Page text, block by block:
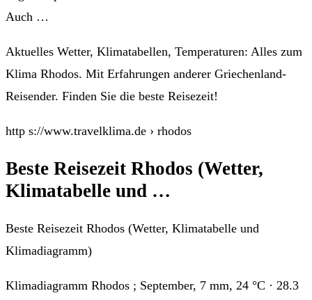
Auch …
Aktuelles Wetter, Klimatabellen, Temperaturen: Alles zum
Klima Rhodos. Mit Erfahrungen anderer Griechenland-
Reisender. Finden Sie die beste Reisezeit!
http s://www.travelklima.de › rhodos
Beste Reisezeit Rhodos (Wetter,
Klimatabelle und …
Beste Reisezeit Rhodos (Wetter, Klimatabelle und
Klimadiagramm)
Klimadiagramm Rhodos ; September, 7 mm, 24 °C · 28.3